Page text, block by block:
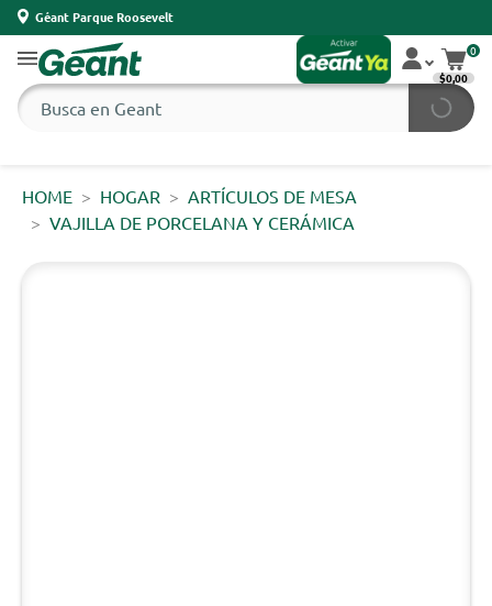
Géant Parque Roosevelt
0
$0,00
HOME HOGAR
ARTÍCULOS DE MESA
VAJILLA DE PORCELANA Y CERÁMICA